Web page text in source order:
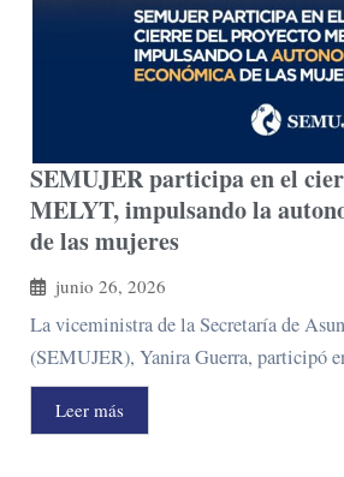
SEMUJER participa en el
MELYT, impulsando la
de las mujeres
junio 26, 2026
La viceministra de la Secretaría de
(SEMUJER), Yanira Guerra, participó
Leer más